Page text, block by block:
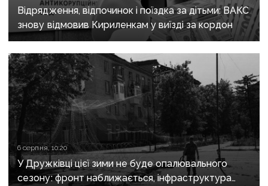
Відрядження, відпочинок і поїздка за дітьми: ВАКС
знову відмовив Кириленкам у виїзді за кордон
6 серпня, 10:20
У Дружківці цієї зими не буде опалювального
сезону: фронт наближається, інфраструктура